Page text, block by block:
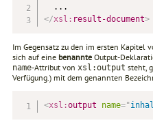
</xsl: result-document>
Im Gegensatz zu den im ersten
sich auf eine benannte Output-
name-Attribut von xsl:output steht,
Verfügung.) mit dem genannten
<xsl:output name="